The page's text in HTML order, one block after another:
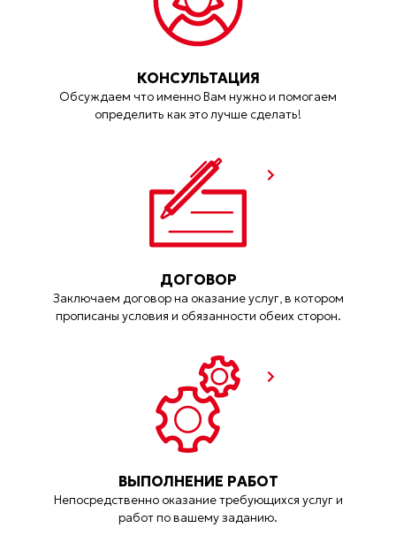
КОНСУЛЬТАЦИЯ
Обсуждаем что именно Вам нужно и помогаем
определить как это лучше сделать!
ДОГОВОР
Заключаем договор на оказание услуг, в котором
прописаны условия и обязанности обеих сторон.
ВЫПОЛНЕНИЕ РАБОТ
Непосредственно оказание требующихся услуг и
работ по вашему заданию.